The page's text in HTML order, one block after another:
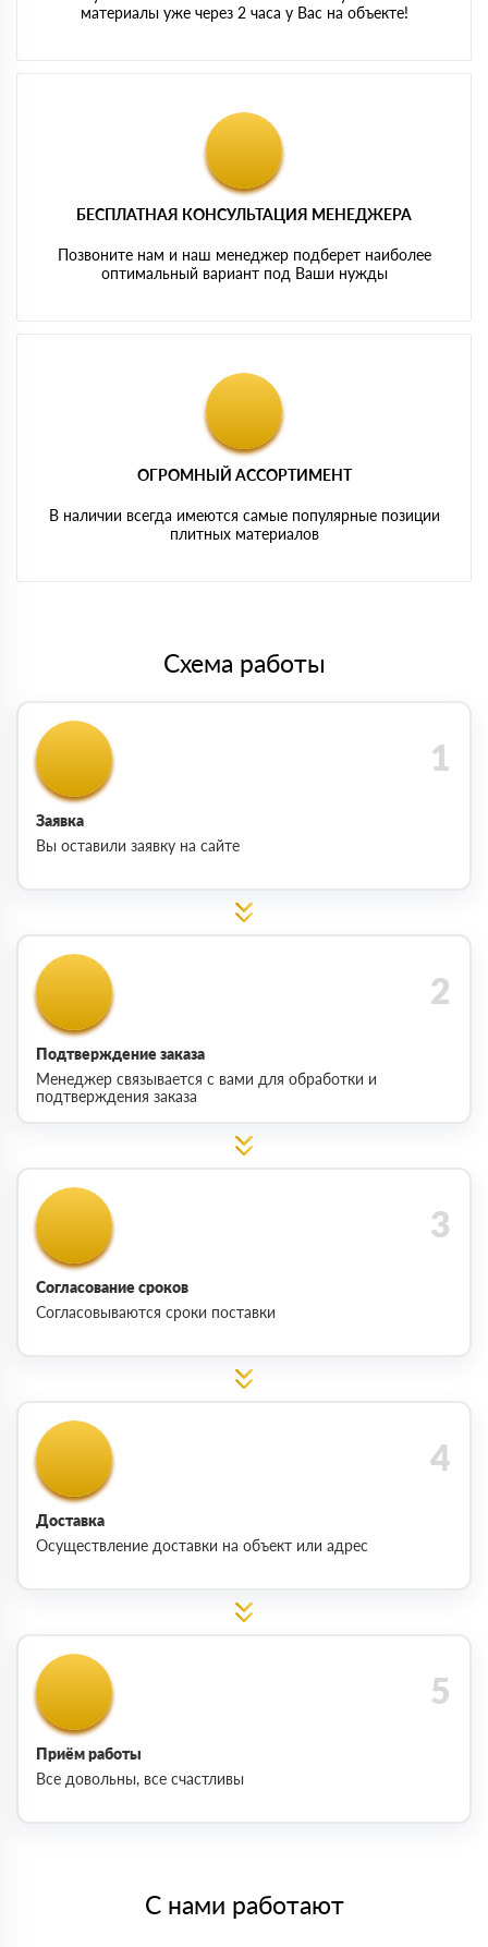
материалы уже через 2 часа у Вас на объекте!
БЕСПЛАТНАЯ КОНСУЛЬТАЦИЯ МЕНЕДЖЕРА
Позвоните нам и наш менеджер подберет наиболее
оптимальный вариант под Ваши нужды
ОГРОМНЫЙ АССОРТИМЕНТ
В наличии всегда имеются самые популярные позиции
плитных материалов
Схема работы
Заявка
Вы оставили заявку на сайте
Подтверждение заказа
Менеджер связывается с вами для обработки и
подтверждения заказа
Согласование сроков
Согласовываются сроки поставки
Доставка
Осуществление доставки на объект или адрес
Приём работы
Все довольны, все счастливы
С нами работают